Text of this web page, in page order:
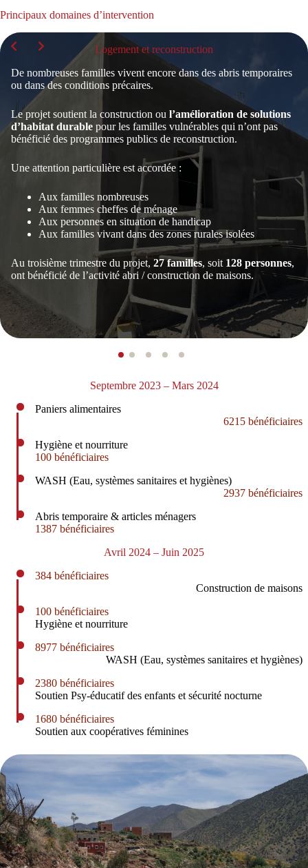
Principaux domaines d’intervention
Logement et reconstruction
De nombreuses familles vivent encore dans des abris temporaires
ou dans des conditions précaires.
Le projet soutient la construction ou l’amélioration de solutions
d’habitat durable pour les familles vulnérables qui n’ont pas
bénéficié des programmes publics de reconstruction.
Une attention particulière est accordée :
Aux familles nombreuses
Aux femmes cheffes de ménage
Aux personnes en situation de handicap
Aux familles vivant dans des zones rurales isolées
Au troisième trimestre du projet, 27 familles, soit 128 personnes,
ont bénéficié de l’activité abri / construction de maisons.
Septembre 2023 – Mars 2024
Paniers alimentaires
6215 bénéficiaires
Hygiène et nourriture
100 bénéficiaires
WASH (Eau, systèmes sanitaires et hygiènes)
2937 bénéficiaires
Abris temporaire & articles ménagers
1387 bénéficiaires
Avril 2024 – Juin 2025
384 bénéficiaires
Construction de maisons
100 bénéficiaires
Hygiène et nourriture
8977 bénéficiaires
WASH (Eau, systèmes sanitaires et hygiènes)
2380 bénéficiaires
Soutien Psy-éducatif des enfants et sécurité nocturne
1680 bénéficiaires
Soutien aux coopératives féminines